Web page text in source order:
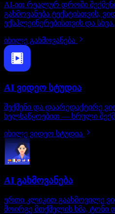
AI-ით რეალურ დროში
გახმოვანება ტექსტისთვის,
ექსპლეინერებისთვის და სხვა.
იხილე გახმოვანება
AI ვიდეო სტუდია
შექმენი და დაარედაქტირე
ხელსაწყოებით — სრული
იხილე ვიდეო სტუდია
AI გახმოვანება
ერთი კლიკით გაახმოვილე
მოირგე მთქმელის ხმა, ტონი